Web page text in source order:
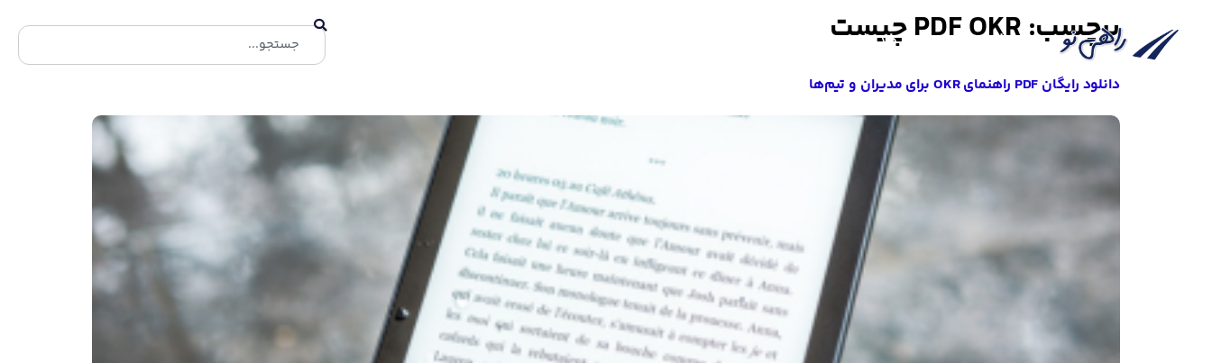
صفحه نخست خدمات برچسب: PDF OKR چیست
دانلود رایگان PDF راهنمای OKR برای مدیران و تیم‌ها